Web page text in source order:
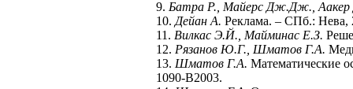
9. Батра Р., Майерс Дж.Дж., Аакер
10.Дейан А. Реклама. – СПб.: Нева,
11. Вилкас Э.Й., Майминас Е.З.
12. Рязанов Ю.Г., Шматов Г.А.
13. Шматов Г.А. Математические
1090-В2003.